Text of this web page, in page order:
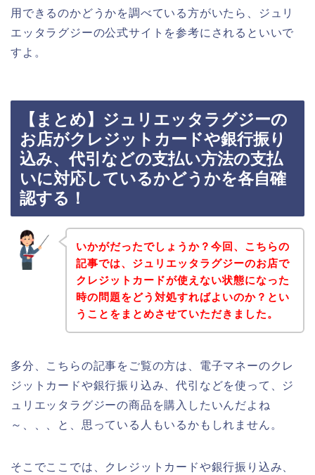
用できるのかどうかを調べている方がいたら、ジュリ
エッタラグジーの公式サイトを参考にされるといいで
すよ。
【まとめ】ジュリエッタラグジーの
お店がクレジットカードや銀行振り
込み、代引などの支払い方法の支払
いに対応しているかどうかを各自確
認する！
いかがだったでしょうか？今回、こちらの
記事では、ジュリエッタラグジーのお店で
クレジットカードが使えない状態になった
時の問題をどう対処すればよいのか？とい
うことをまとめさせていただきました。
多分、こちらの記事をご覧の方は、電子マネーのクレ
ジットカードや銀行振り込み、代引などを使って、ジ
ュリエッタラグジーの商品を購入したいんだよね
～、、、と、思っている人もいるかもしれません。
そこでここでは、クレジットカードや銀行振り込み、